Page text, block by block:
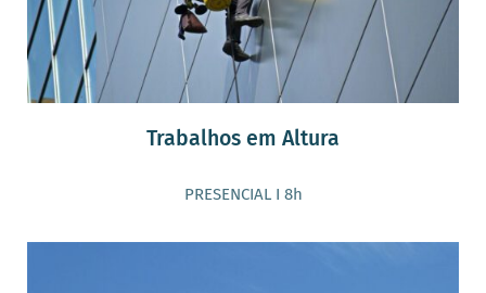
Trabalhos em Altura
PRESENCIAL I 8h